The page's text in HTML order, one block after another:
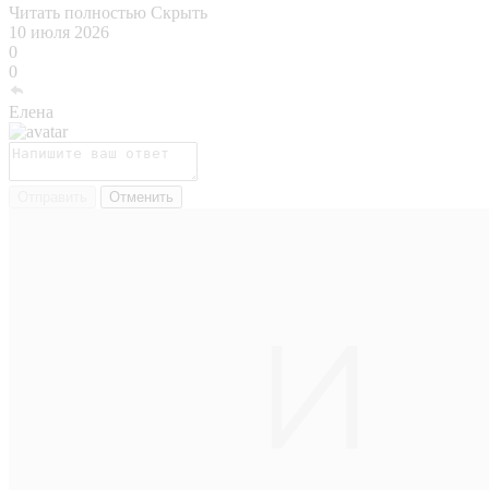
Читать полностью Скрыть
10 июля 2026
0
0
Елена
Отменить